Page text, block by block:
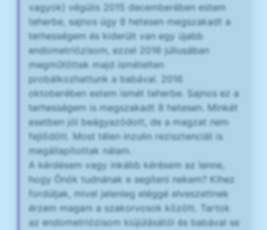
vagyok) végülis 2015 decemberében estem
teherbe, sajnos úgy 8 hetesen megszakadt a
terhességem és kiderült van egy újabb
endometriózisom, ezzel 2016 júliusában
megműtöttek majd ismételten
probálkozhattunk a babával. 2016
oktoberében estem ismét teherbe. Sajnos ez a
terhességem is megszakadt 8 hetesen. Minkét
esetben jól beágyazódott, de a magzat nem
fejlődött. Most télen inzulin rezisztenciát is
megállapítottak nálam.
A kérdésem vagy inkább kérésem az lenne,
hogy Önök tudnának e segíteni nekem? Kihez
fordúljak, mivel jelenleg eléggé elveszettnek
érzem magam a szakorvosok között. Tartok
az endometriózisom kiújúlásától és babával se